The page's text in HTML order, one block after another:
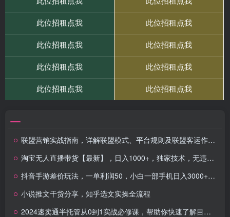
联盟营销实战指南，详解联盟模式、平台规则及联盟客运作，实现流量变现
淘宝无人直播带货【最新】，日入1000+，独家技术，无违规无封号，操作…
抖音手游差价玩法，一单利润50，小白一部手机日入3000+抖音手游差价玩…
小说推文干货分享，知乎选文实操全流程
2024速卖通半托管从0到1实战必修课，帮助你快速了解目前主流托管模式全链路操作流程